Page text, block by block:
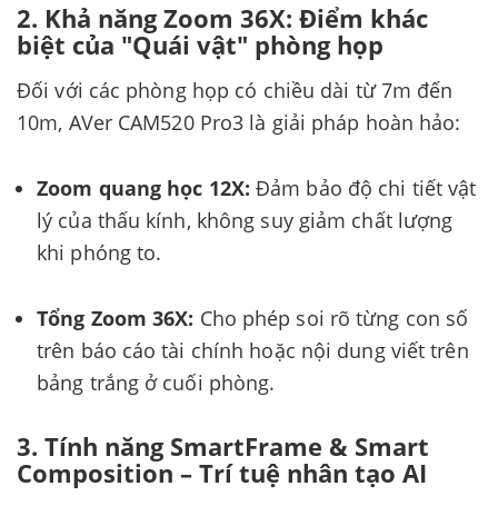
2. Khả năng Zoom 36X: Điểm khác
biệt của "Quái vật" phòng họp
Đối với các phòng họp có chiều dài từ 7m đến
10m, AVer CAM520 Pro3 là giải pháp hoàn hảo:
Zoom quang học 12X: Đảm bảo độ chi tiết vật
lý của thấu kính, không suy giảm chất lượng
khi phóng to.
Tổng Zoom 36X: Cho phép soi rõ từng con số
trên báo cáo tài chính hoặc nội dung viết trên
bảng trắng ở cuối phòng.
3. Tính năng SmartFrame & Smart
Composition – Trí tuệ nhân tạo AI